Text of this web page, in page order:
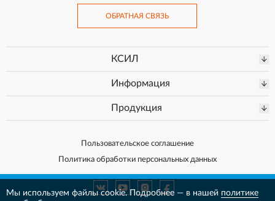
ОБРАТНАЯ СВЯЗЬ
КСИЛ
Информация
Продукция
Пользовательское соглашение
Политика обработки персональных данных
Мы используем файлы cookie. Подробнее — в нашей политике